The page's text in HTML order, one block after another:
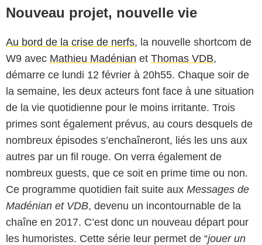
Nouveau projet, nouvelle vie
Au bord de la crise de nerfs, la nouvelle shortcom de
W9 avec Mathieu Madénian et Thomas VDB,
démarre ce lundi 12 février à 20h55. Chaque soir de
la semaine, les deux acteurs font face à une situation
de la vie quotidienne pour le moins irritante. Trois
primes sont également prévus, au cours desquels de
nombreux épisodes s’enchaîneront, liés les uns aux
autres par un fil rouge. On verra également de
nombreux guests, que ce soit en prime time ou non.
Ce programme quotidien fait suite aux Messages de
Madénian et VDB, devenu un incontournable de la
chaîne en 2017. C’est donc un nouveau départ pour
les humoristes. Cette série leur permet de “jouer un